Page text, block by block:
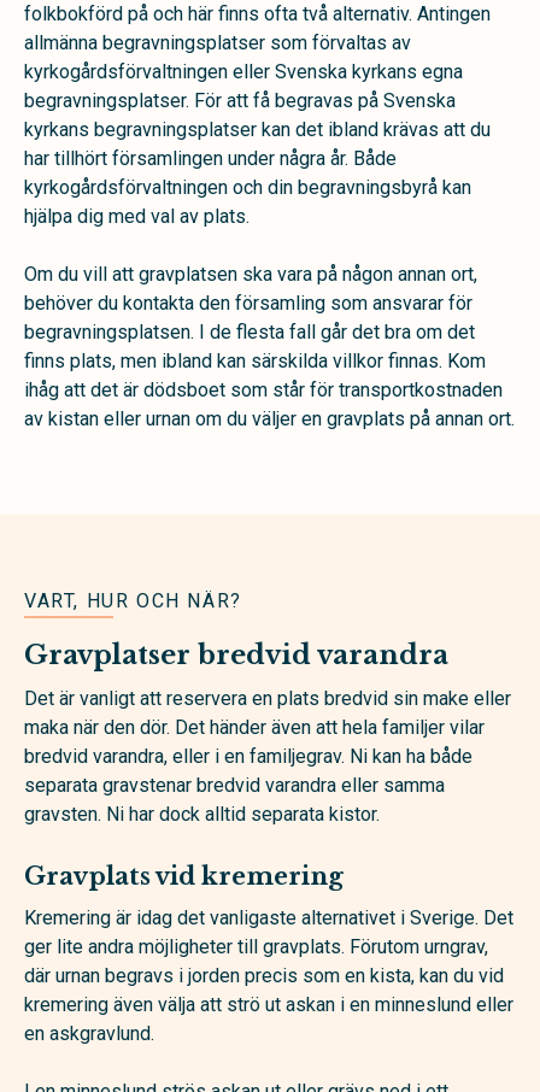
folkbokförd på och här finns ofta två alternativ. Antingen
allmänna begravningsplatser som förvaltas av
kyrkogårdsförvaltningen eller Svenska kyrkans egna
begravningsplatser. För att få begravas på Svenska
kyrkans begravningsplatser kan det ibland krävas att du
har tillhört församlingen under några år. Både
kyrkogårdsförvaltningen och din begravningsbyrå kan
hjälpa dig med val av plats.
Om du vill att gravplatsen ska vara på någon annan ort,
behöver du kontakta den församling som ansvarar för
begravningsplatsen. I de flesta fall går det bra om det
finns plats, men ibland kan särskilda villkor finnas. Kom
ihåg att det är dödsboet som står för transportkostnaden
av kistan eller urnan om du väljer en gravplats på annan ort.
VART, HUR OCH NÄR?
Gravplatser bredvid varandra
Det är vanligt att reservera en plats bredvid sin make eller
maka när den dör. Det händer även att hela familjer vilar
bredvid varandra, eller i en familjegrav. Ni kan ha både
separata gravstenar bredvid varandra eller samma
gravsten. Ni har dock alltid separata kistor.
Gravplats vid kremering
Kremering är idag det vanligaste alternativet i Sverige. Det
ger lite andra möjligheter till gravplats. Förutom urngrav,
där urnan begravs i jorden precis som en kista, kan du vid
kremering även välja att strö ut askan i en minneslund eller
en askgravlund.